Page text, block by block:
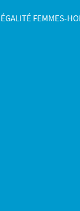
FEMMES-